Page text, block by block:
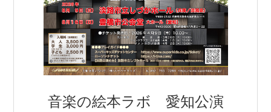
音楽の絵本ラボ 愛知公演